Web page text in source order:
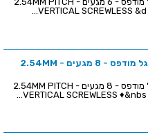
טרמינל בלוק למעגל מודפס - 8 מגעים - 2.54MM